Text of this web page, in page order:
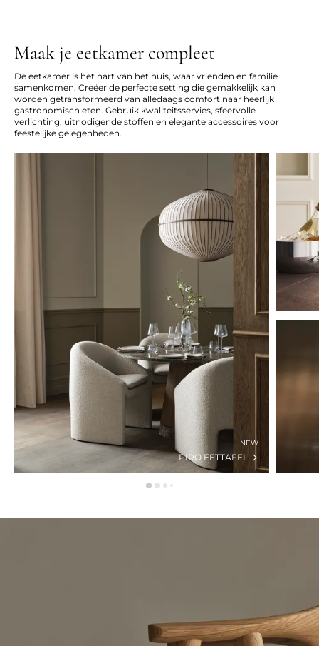
Maak je eetkamer compleet
De eetkamer is het hart van het huis, waar vrienden en familie
samenkomen. Creëer de perfecte setting die gemakkelijk kan
worden getransformeerd van alledaags comfort naar heerlijk
gastronomisch eten. Gebruik kwaliteitsservies, sfeervolle
verlichting, uitnodigende stoffen en elegante accessoires voor
feestelijke gelegenheden.
NEW
PIRO EETTAFEL